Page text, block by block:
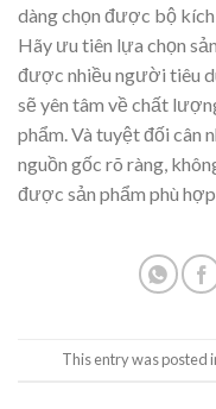
dàng chọn được bộ kích
Hãy ưu tiên lựa chọn
được nhiều người tiêu
sẽ yên tâm về chất
phẩm. Và tuyệt đối cân
nguồn gốc rõ ràng,
được sản phẩm phù hợp.
This entry was posted